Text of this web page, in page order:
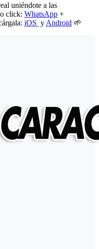
uniéndote a las
click: WhatsApp +
iOS y Android 🌱